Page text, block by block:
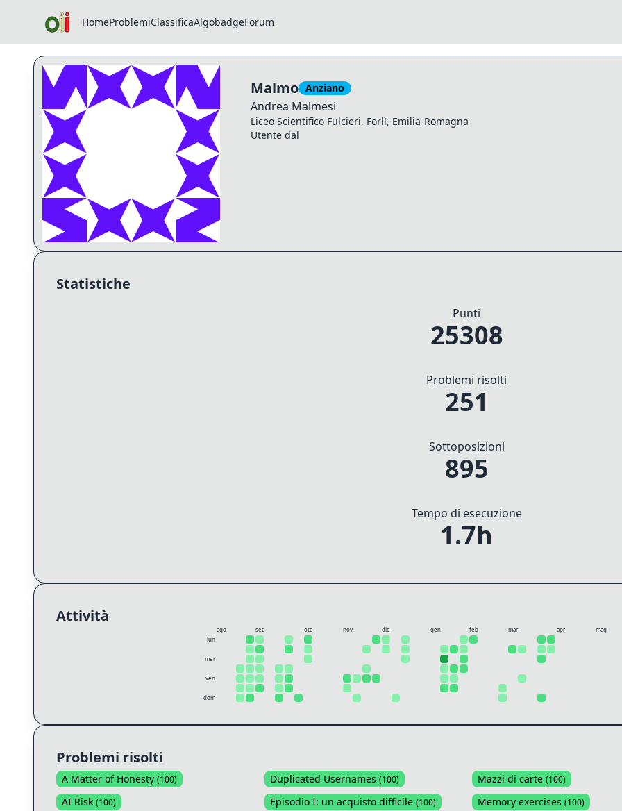
HomeProblemiClassificaAlgobadgeForum
Profilo di Malmo
Malmo Anziano
Andrea Malmesi
Liceo Scientifico Fulcieri, Forlì, Emilia-Romagna
Utente dal
Statistiche
Punti
25308
Problemi risolti
251
Sottoposizioni
895
Tempo di esecuzione
1.7h
Attività
lun
mer
ven
dom
ago set ott nov dic gen feb mar apr mag
Problemi risolti
A Matter of Honesty (100)
AI Risk (100)
Duplicated Usernames (100)
Episodio I: un acquisto difficile (100)
Mazzi di carte (100)
Memory exercises (100)